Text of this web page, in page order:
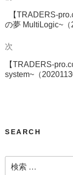
稿
ビ
ゲ
ー
ン
投
【TRADERS-
の夢 MultiLogic~（
次
投
稿
次
【TRADERS-
system~（
SEARCH
検
索: